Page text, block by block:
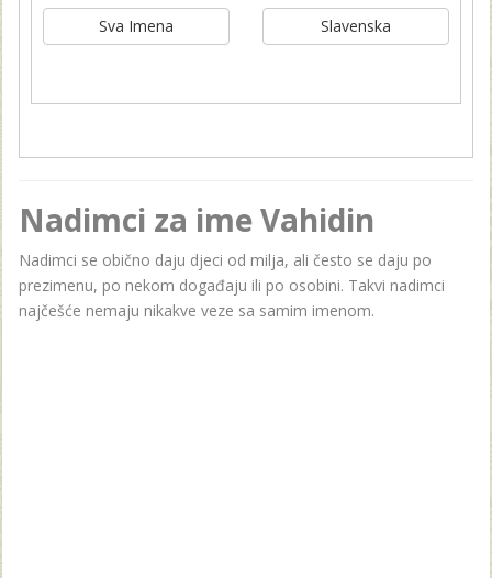
Sva Imena Slavenska
Nadimci za ime Vahidin
Nadimci se obično daju djeci od milja, ali često se daju po
prezimenu, po nekom događaju ili po osobini. Takvi nadimci
najčešće nemaju nikakve veze sa samim imenom.